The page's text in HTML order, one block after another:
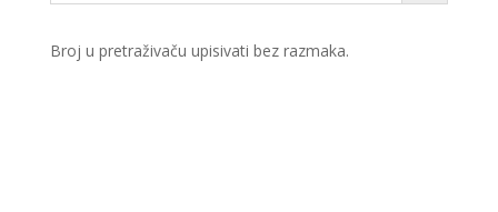
Broj u pretraživaču upisivati bez razmaka.